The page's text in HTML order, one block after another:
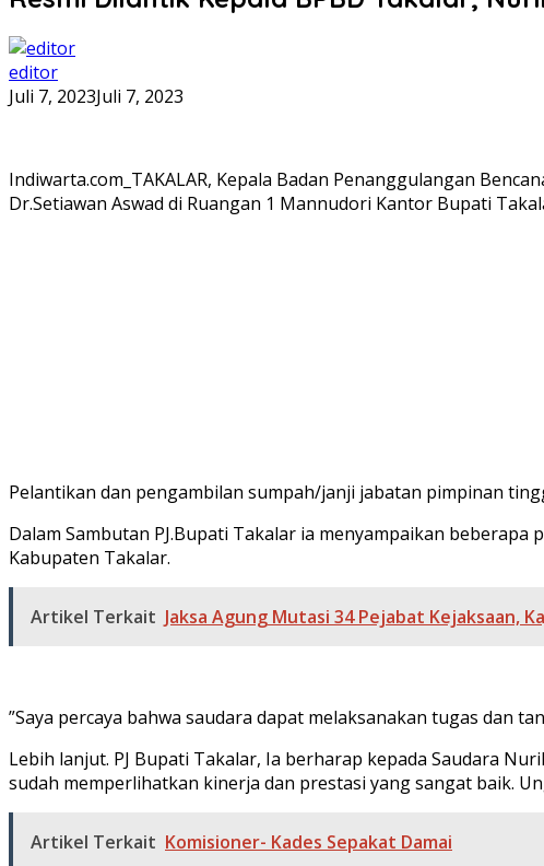
editor
Juli 7, 2023Juli 7, 2023
Indiwarta.com_TAKALAR, Kepala Badan Penanggulangan
Dr.Setiawan Aswad di Ruangan 1 Mannudori Kantor Bupati
Pelantikan dan pengambilan sumpah/janji jabatan pimpinan
Dalam Sambutan PJ.Bupati Takalar ia menyampaikan
Kabupaten Takalar.
Artikel Terkait Jaksa Agung Mutasi 34 Pejabat Kejaksaan,
”Saya percaya bahwa saudara dapat melaksanakan tugas dan
Lebih lanjut. PJ Bupati Takalar, Ia berharap kepada Saudara
sudah memperlihatkan kinerja dan prestasi yang sangat baik.
Artikel Terkait Komisioner- Kades Sepakat Damai